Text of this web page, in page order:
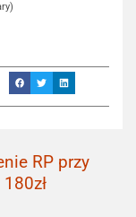
RP przy